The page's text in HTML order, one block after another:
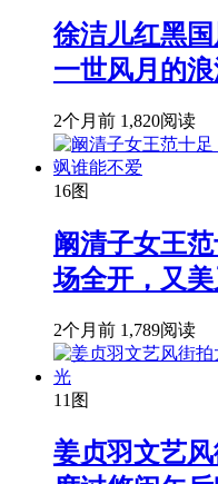
徐洁儿红黑
一世风月的
2个月前 1,820阅读
16图
阚清子女王
场全开，又
2个月前 1,789阅读
11图
姜贞羽文艺